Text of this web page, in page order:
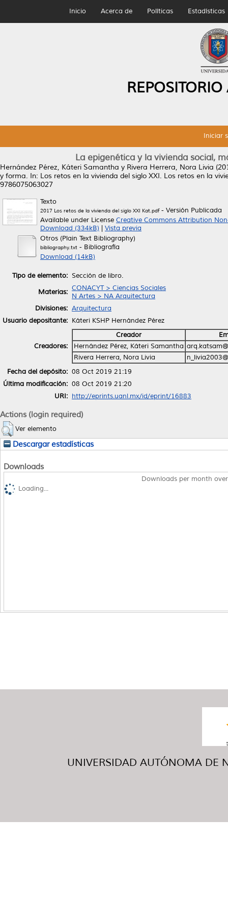
Inicio Acerca de Políticas Estadísticas
Iniciar
La epigenética y la vivienda social,
Hernández Pérez, Káteri Samantha y Rivera Herrera, Nora Livia
y forma. In: Los retos en la vivienda del siglo XXI. Los retos en la
9786075063027
Texto
2017 Los retos de la vivienda del siglo XXI Kat.pdf- Versión Publicada
Available under License Creative Commons Attribution
Download (334kB)
Vista previa
Otros (Plain Text Bibliography)
bibliography.txt - Bibliografía
Download (14kB)
Tipo de elemento: Sección de libro.
Materias: CONACYT > Ciencias Sociales
N Artes > NA Arquitectura
Divisiones: Arquitectura
Usuario depositante: Káteri KSHP Hernández Pérez
Creadores:
Creador
Hernández Pérez, Káteri Samantha
Rivera Herrera, Nora Livia
Fecha del depósito: 08 Oct 2019 21:19
Última modificación: 08 Oct 2019 21:20
URI: http://eprints.uanl.mx/id/eprint/16883
Actions (login required)
Ver elemento
Descargar estadísticas
Downloads
Downloads per month
Loading...
UNIVERSIDAD AUTÓNOMA DE